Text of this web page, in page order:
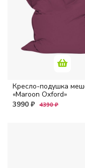
Кресло-подушка
«Maroon Oxford»
3990 ₽ 4390 ₽